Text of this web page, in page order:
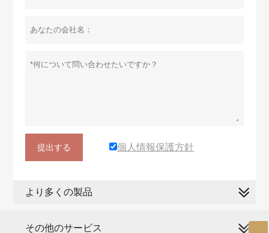
提出する 個人情報保護方針
より多くの製品
その他のサービス